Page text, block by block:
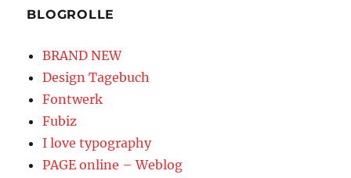
BLOGROLLE
BRAND NEW
Design Tagebuch
Fontwerk
Fubiz
I love typography
PAGE online – Weblog